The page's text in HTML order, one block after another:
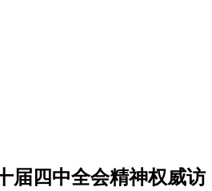
届四中全会精神权威访